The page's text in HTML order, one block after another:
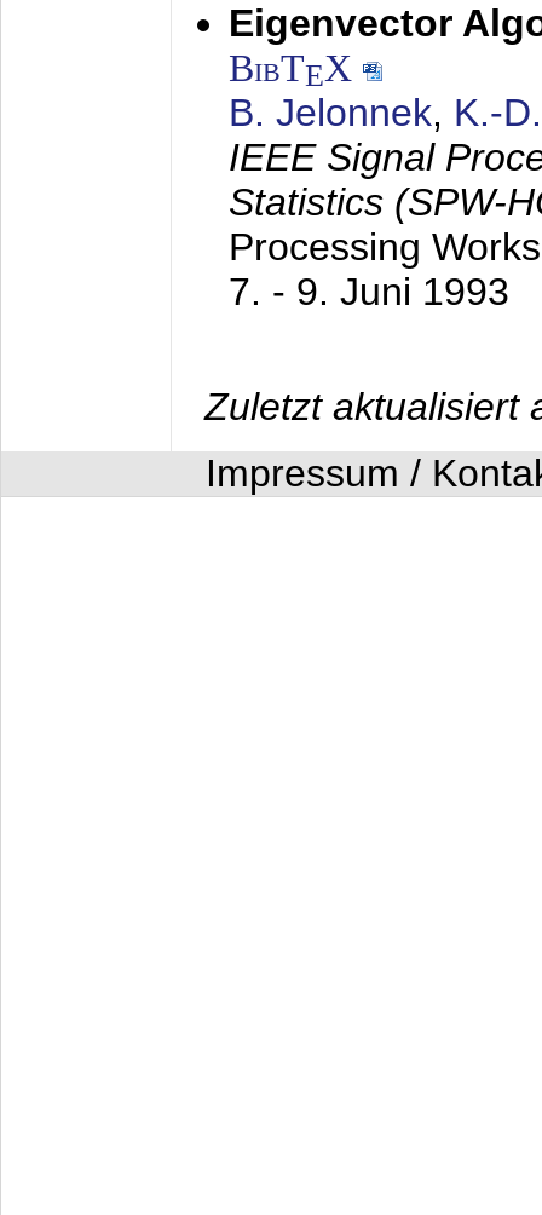
Eigenvector
BibTEX
B. Jelonnek, K.-
IEEE Signal
Statistics (SPW-
Processing
7. - 9. Juni 1993
Zuletzt aktualisiert
Impressum /